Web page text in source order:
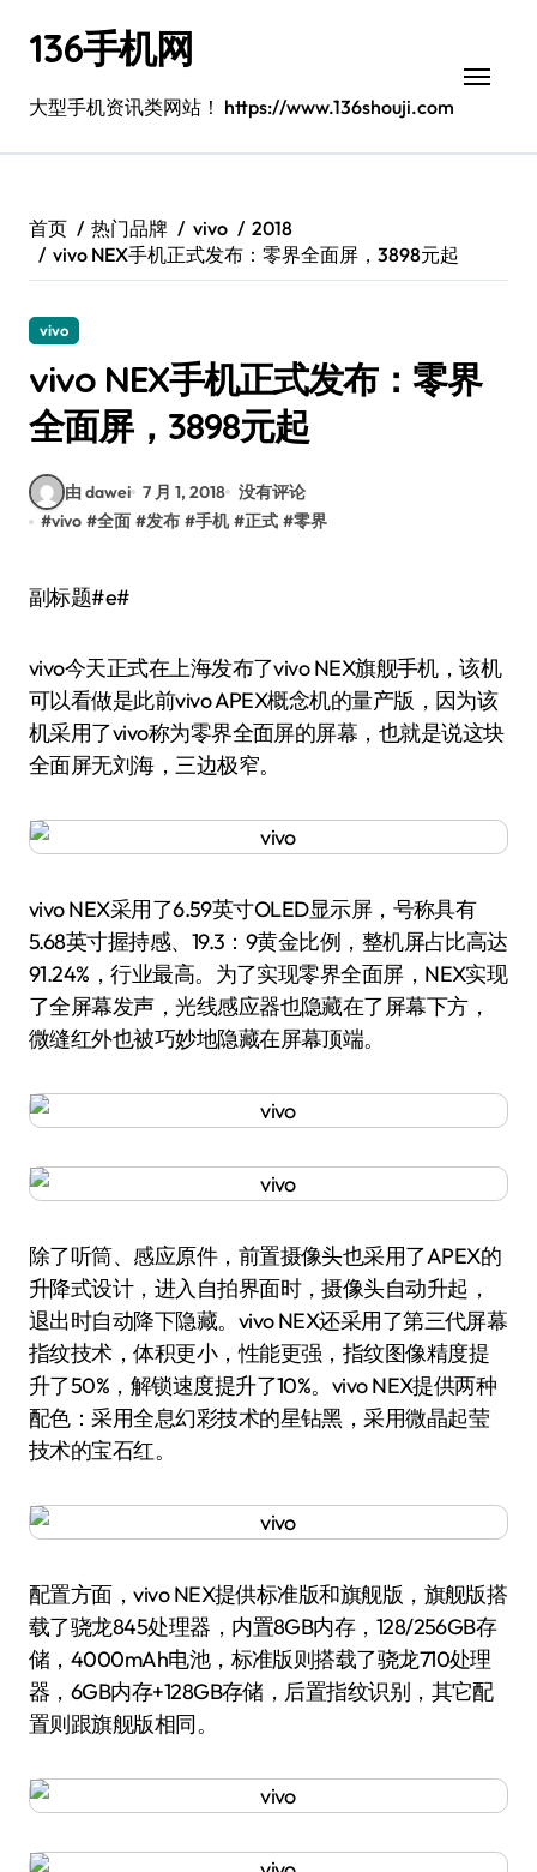
136手机网
大型手机资讯类网站！ https://www.136shouji.com
首页 热门品牌 vivo
2018
vivo NEX手机正式发布：零界全面屏，3898元起
vivo
vivo NEX手机正式发布：零界
全面屏，3898元起
由 dawei 7 月 1, 2018 没有评论
#vivo #全面 #发布 #手机 #正式 #零界
副标题#e#
vivo今天正式在上海发布了vivo NEX旗舰手机，该机
可以看做是此前vivo APEX概念机的量产版，因为该
机采用了vivo称为零界全面屏的屏幕，也就是说这块
全面屏无刘海，三边极窄。
vivo NEX采用了6.59英寸OLED显示屏，号称具有
5.68英寸握持感、19.3：9黄金比例，整机屏占比高达
91.24%，行业最高。为了实现零界全面屏，NEX实现
了全屏幕发声，光线感应器也隐藏在了屏幕下方，
微缝红外也被巧妙地隐藏在屏幕顶端。
除了听筒、感应原件，前置摄像头也采用了APEX的
升降式设计，进入自拍界面时，摄像头自动升起，
退出时自动降下隐藏。vivo NEX还采用了第三代屏幕
指纹技术，体积更小，性能更强，指纹图像精度提
升了50%，解锁速度提升了10%。vivo NEX提供两种
配色：采用全息幻彩技术的星钻黑，采用微晶起莹
技术的宝石红。
配置方面，vivo NEX提供标准版和旗舰版，旗舰版搭
载了骁龙845处理器，内置8GB内存，128/256GB存
储，4000mAh电池，标准版则搭载了骁龙710处理
器，6GB内存+128GB存储，后置指纹识别，其它配
置则跟旗舰版相同。